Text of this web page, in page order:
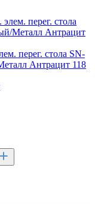
перег. стола SN-
Антрацит 118